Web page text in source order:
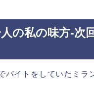
の私の味方-次
バイトをしていたミラ